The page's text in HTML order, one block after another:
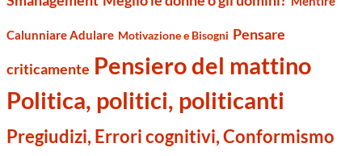
Calunniare Adulare Motivazione e Bisogni Pensare
criticamente Pensiero del mattino
Politica, politici, politicanti
Pregiudizi, Errori cognitivi, Conformismo